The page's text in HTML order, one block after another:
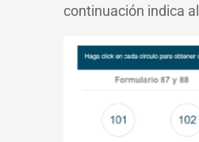
continuación indica